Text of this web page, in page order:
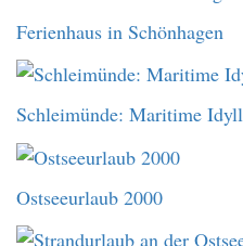
Ferienhaus in Schönhagen
Schleimünde: Maritime
Ostseeurlaub 2000